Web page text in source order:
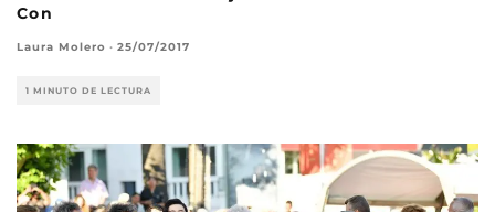
Con
Laura Molero · 25/07/2017
1 MINUTO DE LECTURA